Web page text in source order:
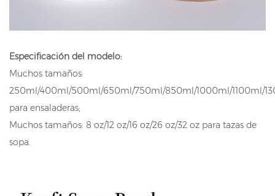
Especificación del modelo:
Muchos tamaños:
250ml/400ml/500ml/650ml/750ml/850ml/1000ml/1100ml/
para ensaladeras;
Muchos tamaños: 8 oz/12 oz/16 oz/26 oz/32 oz para tazas de
sopa.